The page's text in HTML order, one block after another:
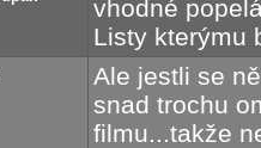
vhodné
Listy kterýmu
Ale jestli se
snad trochu
filmu...takže